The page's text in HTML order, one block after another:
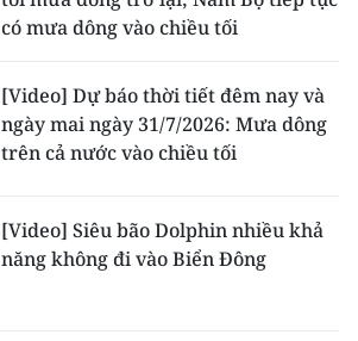
có mưa dông vào chiều tối
[Video] Dự báo thời tiết đêm nay và
ngày mai ngày 31/7/2026: Mưa dông
trên cả nước vào chiều tối
[Video] Siêu bão Dolphin nhiều khả
năng không đi vào Biển Đông